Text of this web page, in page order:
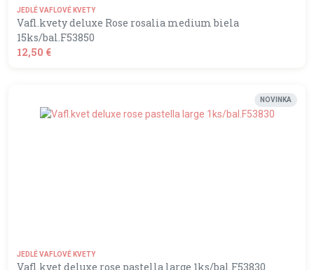
JEDLÉ VAFLOVÉ KVETY
Vafl.kvety deluxe Rose rosalia medium biela
15ks/bal.F53850
12,50 €
NOVINKA
JEDLÉ VAFLOVÉ KVETY
Vafl.kvet deluxe rose pastella large 1ks/bal.F53830